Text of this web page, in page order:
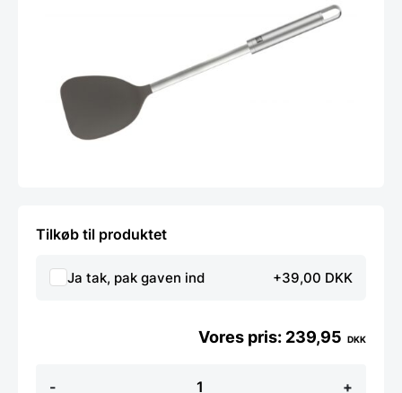
Tilkøb til produktet
Ja tak, pak gaven ind +39,00 DKK
-
Silikone
+
239,95 DKK